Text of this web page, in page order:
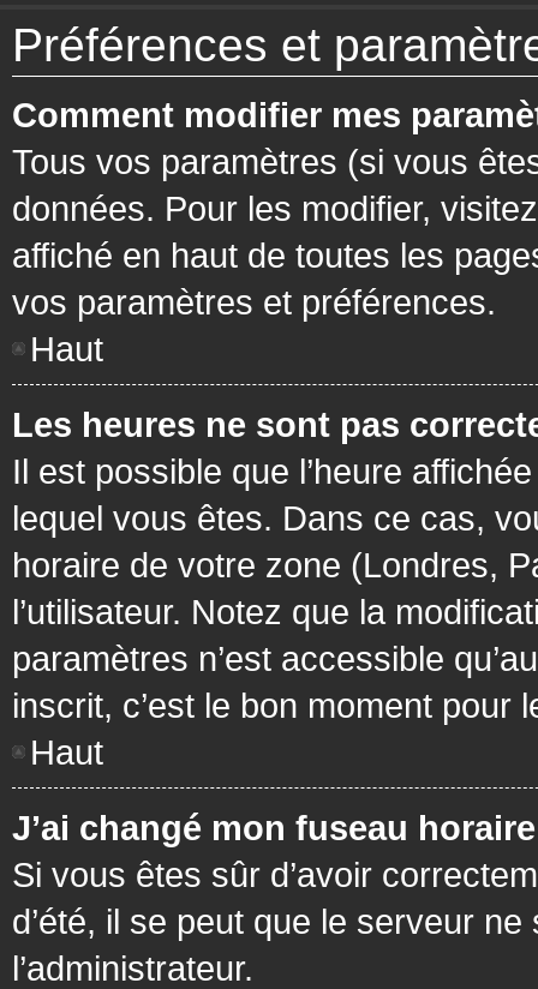
Préférences et
Comment modifier mes
Tous vos paramètres (si vous
données. Pour les modifier,
affiché en haut de toutes les
vos paramètres et préférences.
Haut
Les heures ne sont pas
Il est possible que l’heure
lequel vous êtes. Dans ce cas,
horaire de votre zone (Londres,
l’utilisateur. Notez que la
paramètres n’est accessible
inscrit, c’est le bon moment pour
Haut
J’ai changé mon fuseau
Si vous êtes sûr d’avoir
d’été, il se peut que le serveur
l’administrateur.